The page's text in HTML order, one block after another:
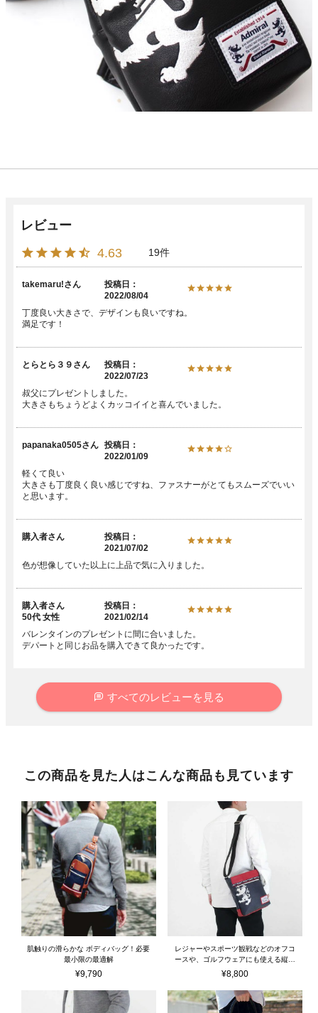
4.63 19
takemaru!
投稿日
2022/08/04
丁度良い大きさで、デザインも良いですね。
とらとら３９
投稿日
2022/07/23
叔父にプレゼントしました。
papanaka0505
投稿日
2022/01/09
軽くて良い
大きさも丁度良く良い感じですね、ファスナーがとてもスムーズでいい
購入者
投稿日
2021/07/02
色が想像していた以上に上品で気に入りました。
購入者
50代 女性
投稿日
2021/02/14
バレンタインのプレゼントに間に合いました。
デパートと同じお品を購入できて良かったです。
すべてのレビューを見る
この商品を見た人はこんな商品も見ています
肌触りの滑らかな ボディバッグ！必要
最小限の最適解
¥9,790
レジャーやスポーツ観戦などのオフコ
ースや、ゴルフウェアにも使える縦型
ショルダーバッグ
¥8,800